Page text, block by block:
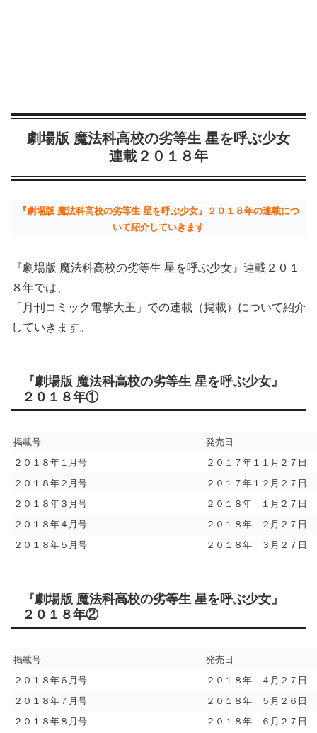
劇場版 魔法科高校の劣等生 星を呼ぶ少女
連載２０１８年
『劇場版 魔法科高校の劣等生 星を呼ぶ少女』２０１８年の連載につ
いて紹介していきます
『劇場版 魔法科高校の劣等生 星を呼ぶ少女』連載２０１
８年では、
「月刊コミック電撃大王」での連載（掲載）について紹介
していきます。
『劇場版 魔法科高校の劣等生 星を呼ぶ少女』
２０１８年①
掲載号
発売日
２０１８年１月号
２０１７年１１月２７日
２０１８年２月号
２０１７年１２月２７日
２０１８年３月号
２０１８年 １月２７日
２０１８年４月号
２０１８年 ２月２７日
２０１８年５月号
２０１８年 ３月２７日
『劇場版 魔法科高校の劣等生 星を呼ぶ少女』
２０１８年②
掲載号
発売日
２０１８年６月号
２０１８年 ４月２７日
２０１８年７月号
２０１８年 ５月２６日
２０１８年８月号
２０１８年 ６月２７日